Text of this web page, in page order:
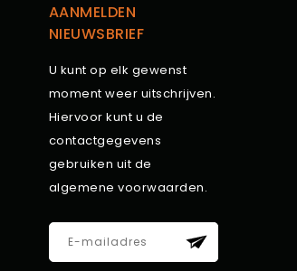
AANMELDEN
NIEUWSBRIEF
U kunt op elk gewenst
moment weer uitschrijven.
Hiervoor kunt u de
contactgegevens
gebruiken uit de
algemene voorwaarden.